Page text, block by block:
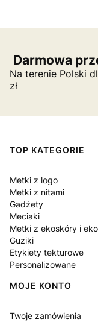
Darmowa
Na terenie Polski
zł
Linki w stopce
TOP KATEGORIE
Metki z logo
Metki z nitami
Gadżety
Meciaki
Metki z ekoskóry i
Guziki
Etykiety tekturowe
Personalizowane
MOJE KONTO
Twoje zamówienia